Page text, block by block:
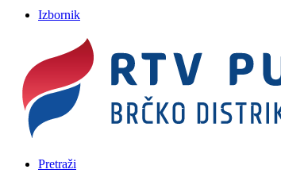
Izbornik
Pretraži